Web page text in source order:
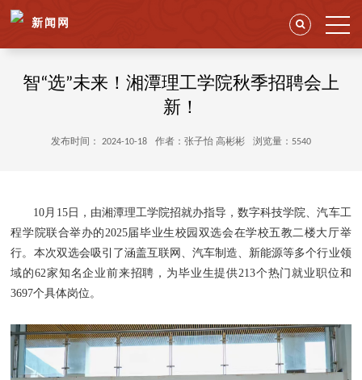
新闻网
智“选”未来！湘潭理工学院秋季招聘会上
新！
发布时间： 2024-10-18 作者：张子怡 高彬彬 浏览量：5540
10月15日，由湘潭理工学院招就办指导，数字科技学院、汽车工
程学院联合举办的2025届毕业生校园双选会在学校五教二楼大厅举
行。本次双选会吸引了涵盖互联网、汽车制造、新能源等多个行业领
域的62家知名企业前来招聘，为毕业生提供213个热门就业职位和
3697个具体岗位。